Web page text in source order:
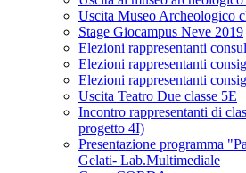
Uscita Museo Archeologico
Stage Giocampus Neve 2019
Elezioni rappresentanti
Elezioni rappresentanti
Elezioni rappresentanti
Uscita Teatro Due classe 5E
Incontro rappresentanti di
progetto 4I)
Presentazione programma
Gelati- Lab.Multimediale